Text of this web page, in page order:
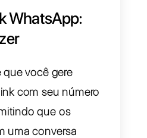
num website
um link
ads
de utilizar
na tua
de